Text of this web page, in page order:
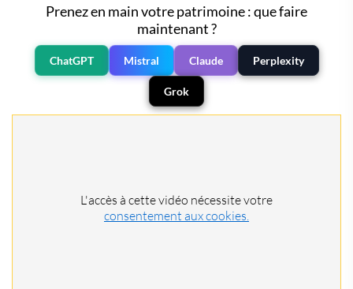
Prenez en main votre patrimoine : que faire
maintenant ?
ChatGPT Mistral Claude Perplexity
Grok
L'accès à cette vidéo nécessite votre
consentement aux cookies.